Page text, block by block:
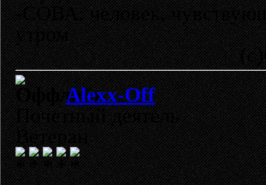
-СОВА: человек,
утром
Alexx-Off
Почетный деятель
Ветеран